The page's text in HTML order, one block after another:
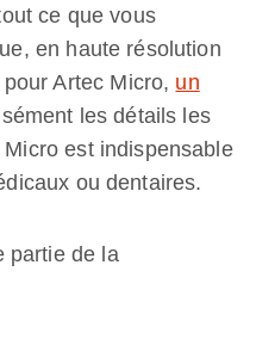
ce que vous
en haute résolution
Artec Micro, un
les détails les
est indispensable
ou dentaires.
partie de la